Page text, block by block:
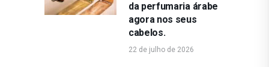
da perfumaria árabe
agora nos seus
cabelos.
22 de julho de 2026